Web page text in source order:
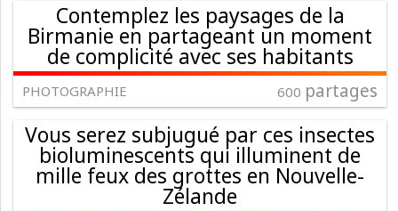
Contemplez les paysages de la
Birmanie en partageant un moment
de complicité avec ses habitants
PHOTOGRAPHIE 600 partages
Vous serez subjugué par ces insectes
bioluminescents qui illuminent de
mille feux des grottes en Nouvelle-
Zélande